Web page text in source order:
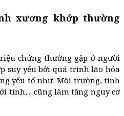
xương khớp thường
chứng thường gặp ở người
suy yếu bởi quá trình lão hóa
yếu tố như: Môi trường, tính
tính,... cũng làm tăng nguy cơ